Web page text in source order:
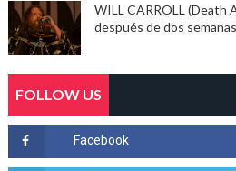
WILL CARROLL (Death
después de dos
FOLLOW US